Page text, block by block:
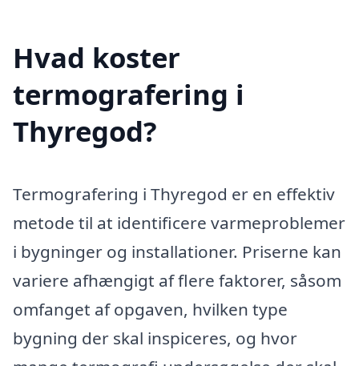
Hvad koster
termografering i
Thyregod?
Termografering i Thyregod er en effektiv
metode til at identificere varmeproblemer
i bygninger og installationer. Priserne kan
variere afhængigt af flere faktorer, såsom
omfanget af opgaven, hvilken type
bygning der skal inspiceres, og hvor